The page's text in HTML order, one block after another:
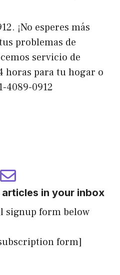
¡No esperes más
problemas de
servicio de
horas para tu hogar o
4089-0912
in your inbox
signup form below
form]